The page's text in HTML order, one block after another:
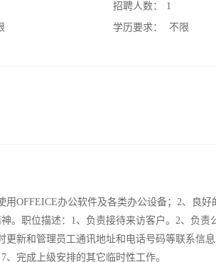
招聘人数：
1
学历要求：
不限
用OFFEICE办公软件及各类办公设备；2、良
。职位描述：1、负责接待来访客户。2、负
更新和管理员工通讯地址和电话号码等联系信
、完成上级安排的其它临时性工作。